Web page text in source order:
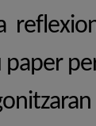
paper